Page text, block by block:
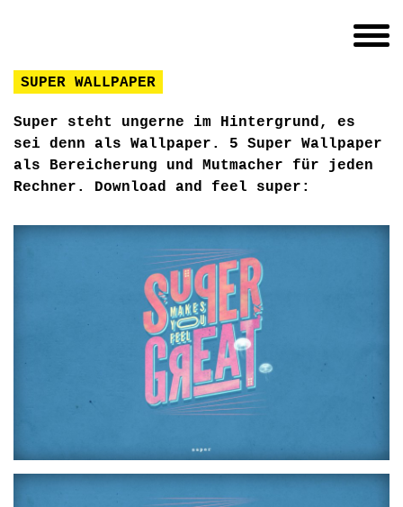
SUPER WALLPAPER
Super steht ungerne im Hintergrund, es
sei denn als Wallpaper. 5 Super Wallpaper
als Bereicherung und Mutmacher für jeden
Rechner. Download and feel super: